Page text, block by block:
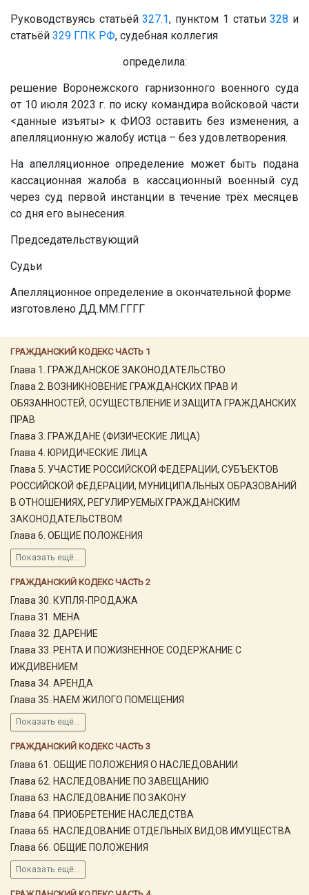
ГРАЖДАНСКИЙ КОДЕКС ЧАСТЬ 1
Глава 1. ГРАЖДАНСКОЕ ЗАКОНОДАТЕЛЬСТВО
Глава 2. ВОЗНИКНОВЕНИЕ ГРАЖДАНСКИХ ПРАВ И
ОБЯЗАННОСТЕЙ, ОСУЩЕСТВЛЕНИЕ И ЗАЩИТА ГРАЖДАНСКИХ
ПРАВ
Глава 3. ГРАЖДАНЕ (ФИЗИЧЕСКИЕ ЛИЦА)
Глава 4. ЮРИДИЧЕСКИЕ ЛИЦА
Глава 5. УЧАСТИЕ РОССИЙСКОЙ ФЕДЕРАЦИИ, СУБЪЕКТОВ
РОССИЙСКОЙ ФЕДЕРАЦИИ, МУНИЦИПАЛЬНЫХ ОБРАЗОВАНИЙ
В ОТНОШЕНИЯХ, РЕГУЛИРУЕМЫХ ГРАЖДАНСКИМ
ЗАКОНОДАТЕЛЬСТВОМ
Глава 6. ОБЩИЕ ПОЛОЖЕНИЯ
Показать ещё...
ГРАЖДАНСКИЙ КОДЕКС ЧАСТЬ 2
Глава 30. КУПЛЯ-ПРОДАЖА
Глава 31. МЕНА
Глава 32. ДАРЕНИЕ
Глава 33. РЕНТА И ПОЖИЗНЕННОЕ СОДЕРЖАНИЕ С
ИЖДИВЕНИЕМ
Глава 34. АРЕНДА
Глава 35. НАЕМ ЖИЛОГО ПОМЕЩЕНИЯ
Показать ещё...
ГРАЖДАНСКИЙ КОДЕКС ЧАСТЬ 3
Глава 61. ОБЩИЕ ПОЛОЖЕНИЯ О НАСЛЕДОВАНИИ
Глава 62. НАСЛЕДОВАНИЕ ПО ЗАВЕЩАНИЮ
Глава 63. НАСЛЕДОВАНИЕ ПО ЗАКОНУ
Глава 64. ПРИОБРЕТЕНИЕ НАСЛЕДСТВА
Глава 65. НАСЛЕДОВАНИЕ ОТДЕЛЬНЫХ ВИДОВ ИМУЩЕСТВА
Глава 66. ОБЩИЕ ПОЛОЖЕНИЯ
Показать ещё...
Руководствуясь статьёй327.1, пунктом 1 статьи328 и
статьёй 329 ГПК РФ, судебная коллегия
определила:
решение Воронежского гарнизонного военного суда
от 10 июля 2023 г. по иску командира войсковой части
<данные изъяты>к ФИО3 оставить без изменения, а
апелляционную жалобу истца – без удовлетворения.
На апелляционное определение может быть подана
кассационная жалоба в кассационный военный суд
через суд первой инстанции в течение трёх месяцев
со дня его вынесения.
Председательствующий
Судьи
Апелляционное определение в окончательной форме
изготовлено ДД.ММ.ГГГГ